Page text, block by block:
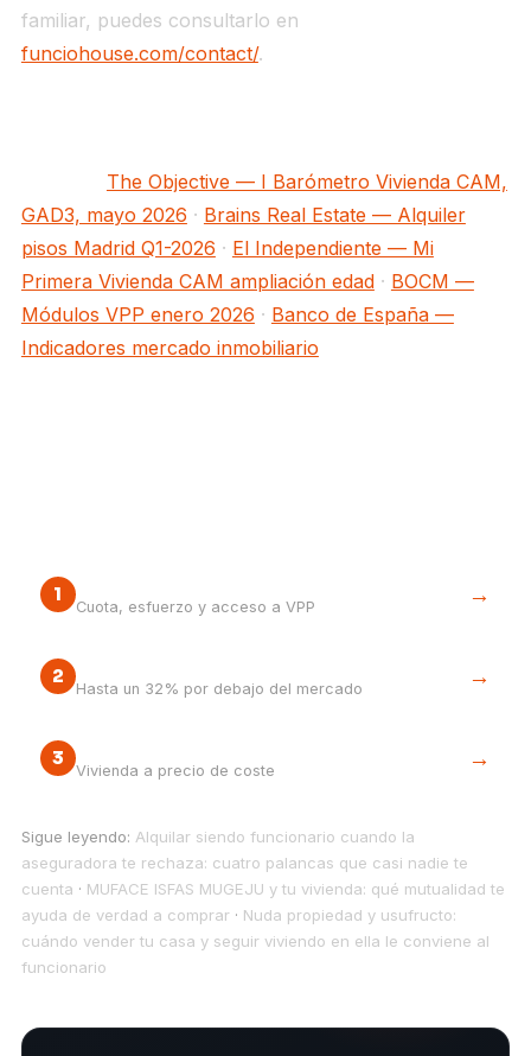
familiar, puedes consultarlo en
funciohouse.com/contact/.
The Objective — I Barómetro Vivienda CAM,
GAD3, mayo 2026 · Brains Real Estate — Alquiler
pisos Madrid Q1-2026 · El Independiente — Mi
Primera Vivienda CAM ampliación edad· BOCM —
Módulos VPP enero 2026 · Banco de España —
Indicadores mercado inmobiliario
1
Cuota, esfuerzo y acceso a VPP →
2
Hasta un 32% por debajo del mercado →
3
Vivienda a precio de coste →
Sigue leyendo: Alquilar siendo funcionario cuando la
aseguradora te rechaza: cuatro palancas que casi nadie te
cuenta · MUFACE ISFAS MUGEJU y tu vivienda: qué mutualidad te
ayuda de verdad a comprar· Nuda propiedad y usufructo:
cuándo vender tu casa y seguir viviendo en ella le conviene al
funcionario